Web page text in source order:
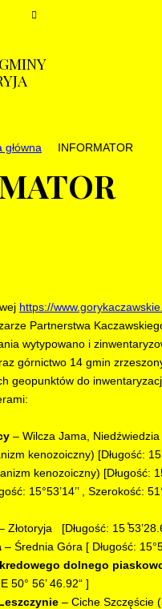
główna INFORMATOR
https://
Partnerstwa
wytypowano i
górnictwo 14 gmin
geopunktów do
– Wilcza Jama, Niedźwiedzia
kenozoiczny) [Długość:
kenozoiczny) [Długość:
15°53’14’’ , Szerokość:
Złotoryja [Długość: 15
– Średnia Góra [ Długość:
kredowego dolnego
50° 56’ 46.92“ ]
– Ciche Szczęście